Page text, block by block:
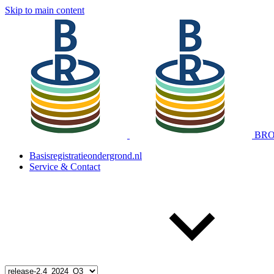
Skip to main content
Basisregistratieondergrond.nl
Service & Contact